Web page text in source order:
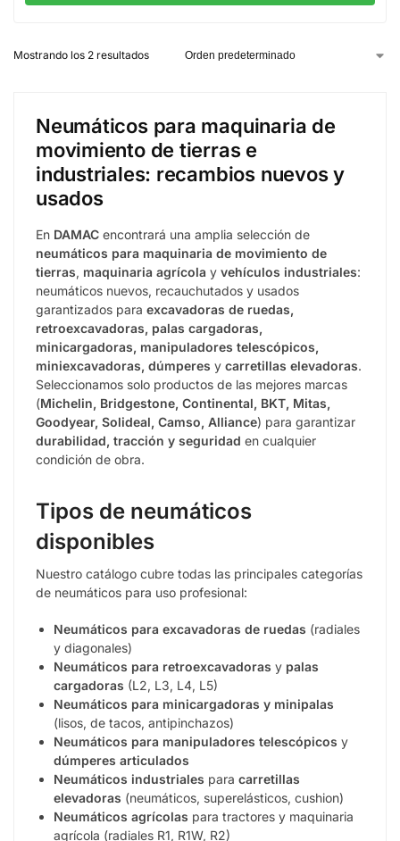
Mostrando los 2 resultados
Neumáticos para maquinaria de
movimiento de tierras e
industriales: recambios nuevos y
usados
En DAMAC encontrará una amplia selección de
neumáticos para maquinaria de movimiento de
tierras, maquinaria agrícola y vehículos industriales:
neumáticos nuevos, recauchutados y usados
garantizados para excavadoras de ruedas,
retroexcavadoras, palas cargadoras,
minicargadoras, manipuladores telescópicos,
miniexcavadoras, dúmperes y carretillas elevadoras.
Seleccionamos solo productos de las mejores marcas
(Michelin, Bridgestone, Continental, BKT, Mitas,
Goodyear, Solideal, Camso, Alliance) para garantizar
durabilidad, tracción y seguridad en cualquier
condición de obra.
Tipos de neumáticos
disponibles
Nuestro catálogo cubre todas las principales categorías
de neumáticos para uso profesional:
Neumáticos para excavadoras de ruedas (radiales
y diagonales)
Neumáticos para retroexcavadoras y palas
cargadoras (L2, L3, L4, L5)
Neumáticos para minicargadoras y minipalas
(lisos, de tacos, antipinchazos)
Neumáticos para manipuladores telescópicos y
dúmperes articulados
Neumáticos industriales para carretillas
elevadoras (neumáticos, superelásticos, cushion)
Neumáticos agrícolas para tractores y maquinaria
agrícola (radiales R1, R1W, R2)